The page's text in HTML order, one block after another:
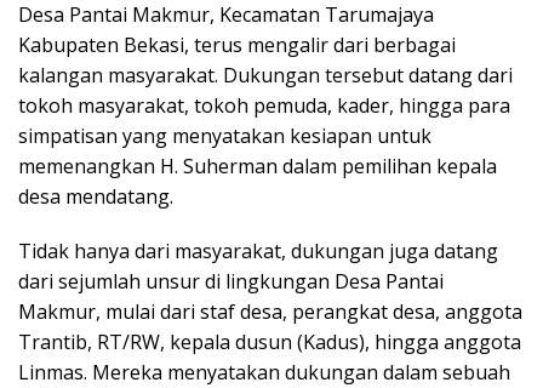
Desa Pantai Makmur, Kecamatan Tarumajaya
Kabupaten Bekasi, terus mengalir dari berbagai
kalangan masyarakat. Dukungan tersebut datang dari
tokoh masyarakat, tokoh pemuda, kader, hingga para
simpatisan yang menyatakan kesiapan untuk
memenangkan H. Suherman dalam pemilihan kepala
desa mendatang.
Tidak hanya dari masyarakat, dukungan juga datang
dari sejumlah unsur di lingkungan Desa Pantai
Makmur, mulai dari staf desa, perangkat desa, anggota
Trantib, RT/RW, kepala dusun (Kadus), hingga anggota
Linmas. Mereka menyatakan dukungan dalam sebuah